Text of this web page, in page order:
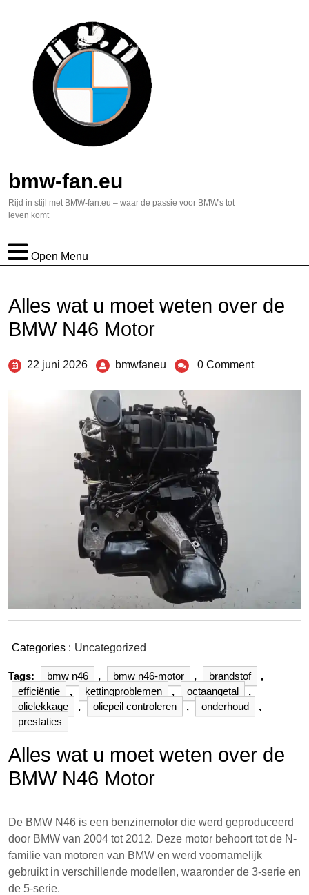
bmw-fan.eu
Rijd in stijl met BMW-fan.eu – waar de passie voor BMW's tot
leven komt
Open Menu
Alles wat u moet weten over de
BMW N46 Motor
22 juni 2026 bmwfaneu 0 Comment
Categories : Uncategorized
Tags: bmw n46 , bmw n46-motor , brandstof
,
efficiëntie
, kettingproblemen , octaangetal
,
olielekkage
, oliepeil controleren , onderhoud
,
prestaties
Alles wat u moet weten over de
BMW N46 Motor
De BMW N46 is een benzinemotor die werd geproduceerd
door BMW van 2004 tot 2012. Deze motor behoort tot de N-
familie van motoren van BMW en werd voornamelijk
gebruikt in verschillende modellen, waaronder de 3-serie en
de 5-serie.